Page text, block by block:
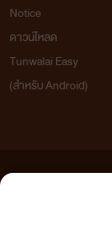
Notice
ดาวน์โหลด
Tunwalai Easy
(สำหรับ Android)
เว็บไซต์แห่งนี้ไม่ได้เห็นด้วยแ
วิจารณญาณในการกลั่นกรอง